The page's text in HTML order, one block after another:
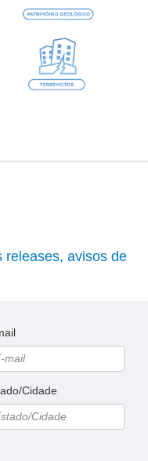
releases, avisos de
Cidade